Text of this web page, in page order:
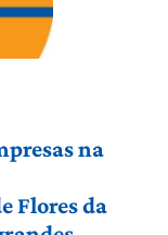
na
Flores da